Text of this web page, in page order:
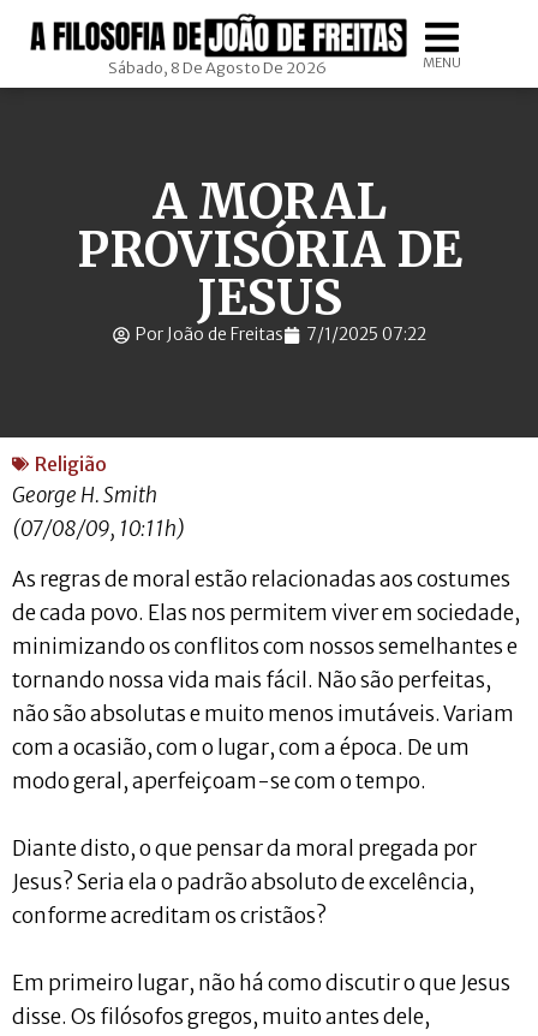
Sábado, 8 De Agosto De 2026 MENU
A MORAL
PROVISÓRIA DE
JESUS
Por João de Freitas 7/1/2025 07:22
Religião
George H. Smith
(07/08/09, 10:11h)
As regras de moral estão relacionadas aos costumes
de cada povo. Elas nos permitem viver em sociedade,
minimizando os conflitos com nossos semelhantes e
tornando nossa vida mais fácil. Não são perfeitas,
não são absolutas e muito menos imutáveis. Variam
com a ocasião, com o lugar, com a época. De um
modo geral, aperfeiçoam-se com o tempo.
Diante disto, o que pensar da moral pregada por
Jesus? Seria ela o padrão absoluto de excelência,
conforme acreditam os cristãos?
Em primeiro lugar, não há como discutir o que Jesus
disse. Os filósofos gregos, muito antes dele,